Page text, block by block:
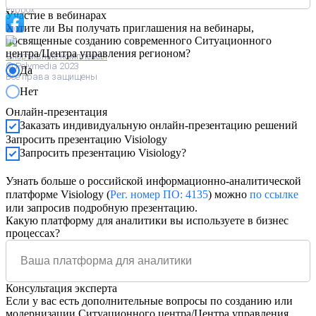
Flipbox
Спортивные комплексы
© Polymedia 2023
Все права защищены
Участие в вебинарах
Хотите ли Вы получать приглашения на вебинары,
посвященные созданию современного Ситуационного
центра/Центра управления регионом?
Да
Нет
Онлайн-презентация
Заказать индивидуальную онлайн-презентацию решений
Запросить презентацию Visiology
Запросить презентацию Visiology?
Узнать больше о российской информационно-аналитической
платформе Visiology (Рег. номер ПО: 4135) можно по ссылке
или запросив подробную презентацию.
Какую платформу для аналитики вы используете в бизнес
процессах?
Консультация эксперта
Если у вас есть дополнительные вопросы по созданию или
модернизации Ситуационного центра/Центра управления